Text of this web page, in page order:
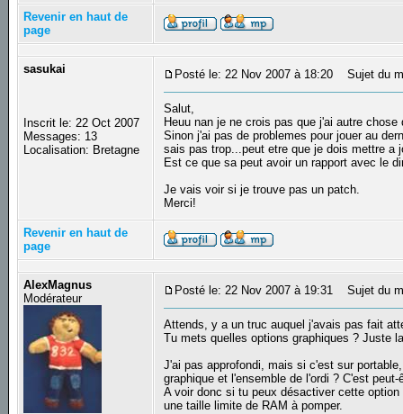
Revenir en haut de
page
sasukai
Inscrit le: 22 Oct 2007
Messages: 13
Localisation: Bretagne
Posté le: 22 Nov 2007 à 18:20 Sujet du
Salut,
Heuu nan je ne crois pas que j'ai autre
Sinon j'ai pas de problemes pour jouer au
sais pas trop...peut etre que je dois mettre a
Est ce que sa peut avoir un rapport avec le
Je vais voir si je trouve pas un patch.
Merci!
Revenir en haut de
page
AlexMagnus
Modérateur
Posté le: 22 Nov 2007 à 19:31 Sujet du
Attends, y a un truc auquel j'avais pas fait
Tu mets quelles options graphiques ? Juste
J'ai pas approfondi, mais si c'est sur
graphique et l'ensemble de l'ordi ? C'est
A voir donc si tu peux désactiver cette
une taille limite de RAM à pomper.